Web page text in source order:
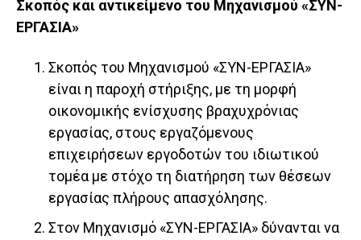
Σκοπός και αντικείμενο του Μηχανισμού «ΣΥΝ-
ΕΡΓΑΣΙΑ»
Σκοπός του Μηχανισμού «ΣΥΝ-ΕΡΓΑΣΙΑ»
είναι η παροχή στήριξης, με τη μορφή
οικονομικής ενίσχυσης βραχυχρόνιας
εργασίας, στους εργαζόμενους
επιχειρήσεων εργοδοτών του ιδιωτικού
τομέα με στόχο τη διατήρηση των θέσεων
εργασίας πλήρους απασχόλησης.
Στον Μηχανισμό «ΣΥΝ-ΕΡΓΑΣΙΑ» δύνανται να